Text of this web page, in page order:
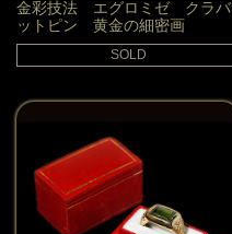
金彩技法 エグロミゼ クラバ
ットピン 黄金の細密画
SOLD